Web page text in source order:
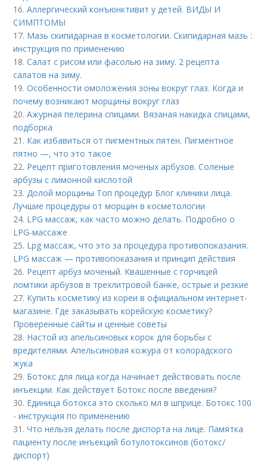
16.Аллергический конъюнктивит у детей. ВИДЫ И
СИМПТОМЫ
17. Мазь скипидарная в косметологии. Скипидарная мазь :
инструкция по применению
18.Салат с рисом или фасолью на зиму. 2 рецепта
салатов на зиму.
19.Особенности омоложения зоны вокруг глаз. Когда и
почему возникают морщины вокруг глаз
20.Ажурная пелерина спицами. Вязаная накидка спицами,
подборка
21. Как избавиться от пигментных пятен. Пигментное
пятно —, что это такое
22. Рецепт приготовления моченых арбузов. Соленые
арбузы с лимонной кислотой
23.Долой морщины Топ процедур Блог клиники лица.
Лучшие процедуры от морщин в косметологии
24. LPG массаж, как часто можно делать. Подробно о
LPG-массаже
25. Lpg массаж, что это за процедура противопоказания.
LPG массаж — противопоказания и принцип действия
26. Рецепт арбуз моченый. Квашенные с горчицей
ломтики арбузов в трехлитровой банке, острые и резкие
27. Купить косметику из кореи в официальном интернет-
магазине. Где заказывать корейскую косметику?
Проверенные сайты и ценные советы
28. Настой из апельсиновых корок для борьбы с
вредителями. Апельсиновая кожура от колорадского
жука
29. Ботокс для лица когда начинает действовать после
инъекции. Как действует Ботокс после введения?
30. Единица ботокса это сколько мл в шприце. Ботокс 100
- инструкция по применению
31.Что нельзя делать после диспорта на лице. Памятка
пациенту после инъекций ботулотоксинов (ботокс/
диспорт)